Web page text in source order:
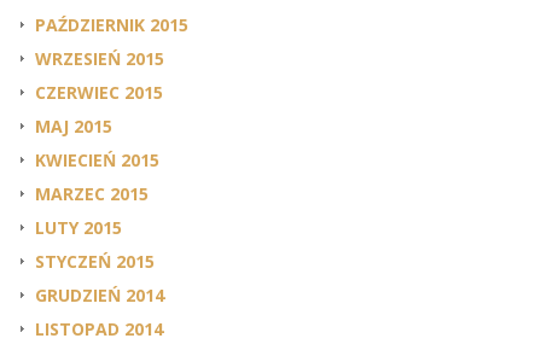
PAŹDZIERNIK 2015
WRZESIEŃ 2015
CZERWIEC 2015
MAJ 2015
KWIECIEŃ 2015
MARZEC 2015
LUTY 2015
STYCZEŃ 2015
GRUDZIEŃ 2014
LISTOPAD 2014